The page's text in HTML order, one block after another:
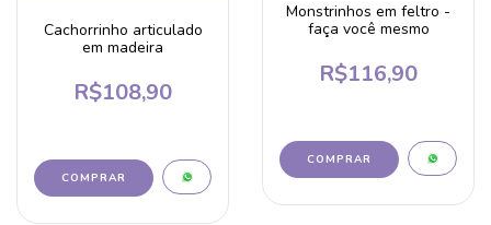
Cachorrinho articulado
em madeira
R$108,90
Monstrinhos em feltro -
faça você mesmo
R$116,90